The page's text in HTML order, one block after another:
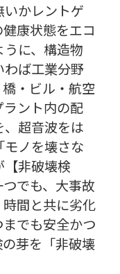
かレントゲ
康状態をエコ
に、構造物
ば工業分野
・ビル・航空
ント内の配
超音波をは
モノを壊さな
【非破壊検
でも、大事故
間と共に劣化
でも安全かつ
芽を「非破壊